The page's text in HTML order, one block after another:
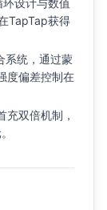
TapTap获得
系统，通过蒙
度偏差控制在
双倍机制，